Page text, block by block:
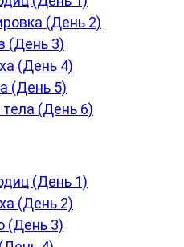
(День 2)
(День 3)
(День 4)
(День 5)
(День 6)
(День 1)
(День 2)
(День 3)